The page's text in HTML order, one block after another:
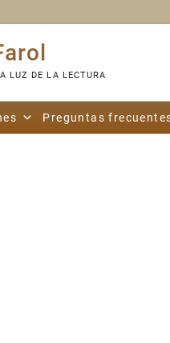
LUZ DE LA LECTURA
Preguntas